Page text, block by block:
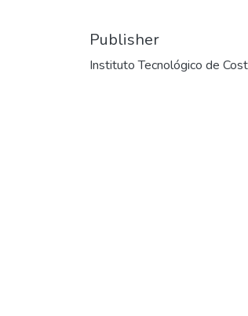
Publisher
Instituto Tecnológico de